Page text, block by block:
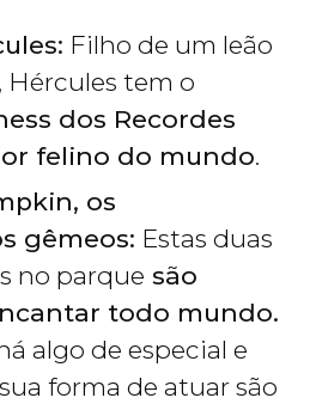
Filho de um leão
Hércules tem o
dos Recordes
felino do mundo.
os
gêmeos: Estas duas
no parque são
todo mundo.
algo de especial e
forma de atuar são